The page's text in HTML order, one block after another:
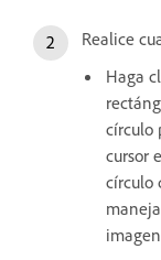
Realice
Haga
círculo
cursor
círculo